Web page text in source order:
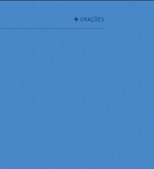
ORAÇÕES